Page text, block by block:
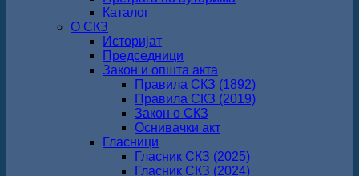
Каталог
О СКЗ
Историјат
Председници
Закон и општа акта
Правила СКЗ (1892)
Правила СКЗ (2019)
Закон о СКЗ
Оснивачки акт
Гласници
Гласник СКЗ (2025)
Гласник СКЗ (2024)